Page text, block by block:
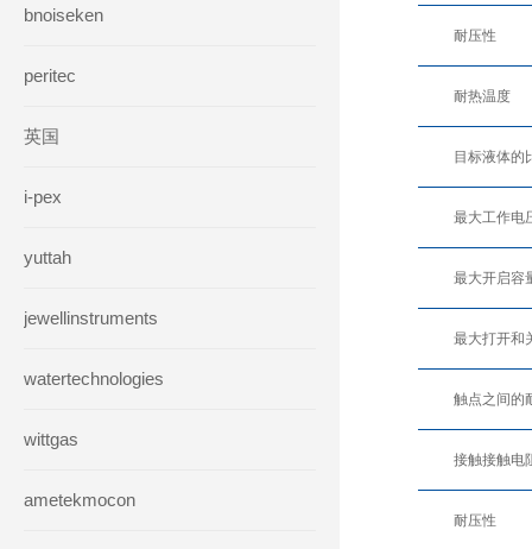
bnoiseken
peritec
英国
i-pex
yuttah
jewellinstruments
watertechnologies
wittgas
ametekmocon
耐压性
耐热温度
目标液体的
最大工作电
最大开启容
最大打开和
触点之间的
接触接触电
耐压性